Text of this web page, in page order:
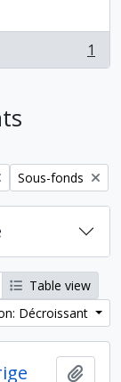
1
Remove filter:
Sous-fonds
Table view
Décroissant